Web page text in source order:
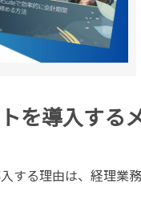
を導入する
する理由は、経理業